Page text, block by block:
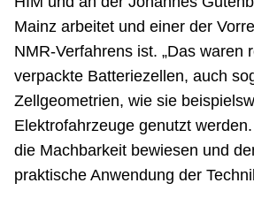
Mainz arbeitet und einer der
NMR-Verfahrens ist. „Das waren
verpackte Batteriezellen, auch
Zellgeometrien, wie sie
Elektrofahrzeuge genutzt
die Machbarkeit bewiesen und
praktische Anwendung der